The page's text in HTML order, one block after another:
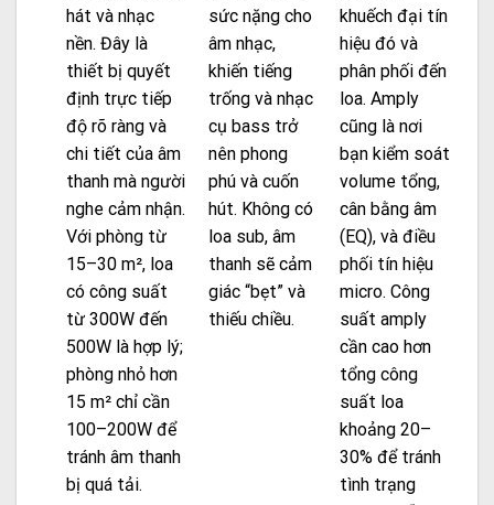
hát và nhạc
nền. Đây là
thiết bị quyết
định trực tiếp
độ rõ ràng và
chi tiết của âm
thanh mà người
nghe cảm nhận.
Với phòng từ
15–30 m², loa
có công suất
từ 300W đến
500W là hợp lý;
phòng nhỏ hơn
15 m² chỉ cần
100–200W để
tránh âm thanh
bị quá tải.
sức nặng cho
âm nhạc,
khiến tiếng
trống và nhạc
cụ bass trở
nên phong
phú và cuốn
hút. Không có
loa sub, âm
thanh sẽ cảm
giác “bẹt” và
thiếu chiều.
khuếch đại tín
hiệu đó và
phân phối đến
loa. Amply
cũng là nơi
bạn kiểm soát
volume tổng,
cân bằng âm
(EQ), và điều
phối tín hiệu
micro. Công
suất amply
cần cao hơn
tổng công
suất loa
khoảng 20–
30% để tránh
tình trạng